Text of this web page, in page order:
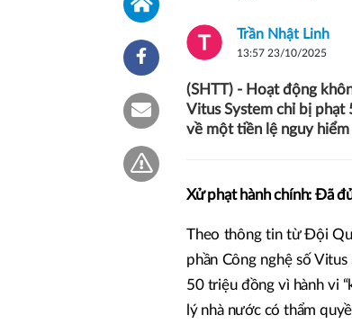
Trần Nhật Linh
13:57 23/10/2025
(SHTT) - Hoạt động
Vitus System chỉ bị phạt
về một tiền lệ nguy
Xử phạt hành chính: Đã
Theo thông tin từ Đội
phần Công nghệ số
50 triệu đồng vì hành vi
lý nhà nước có thẩm